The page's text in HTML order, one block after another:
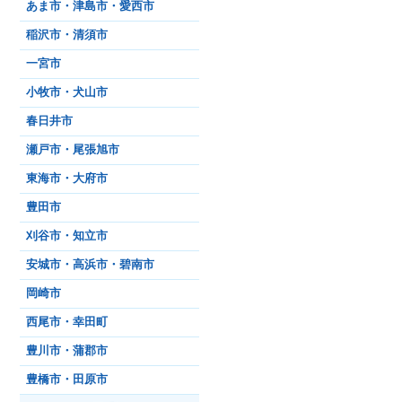
あま市・津島市・愛西市
稲沢市・清須市
一宮市
小牧市・犬山市
春日井市
瀬戸市・尾張旭市
東海市・大府市
豊田市
刈谷市・知立市
安城市・高浜市・碧南市
岡崎市
西尾市・幸田町
豊川市・蒲郡市
豊橋市・田原市